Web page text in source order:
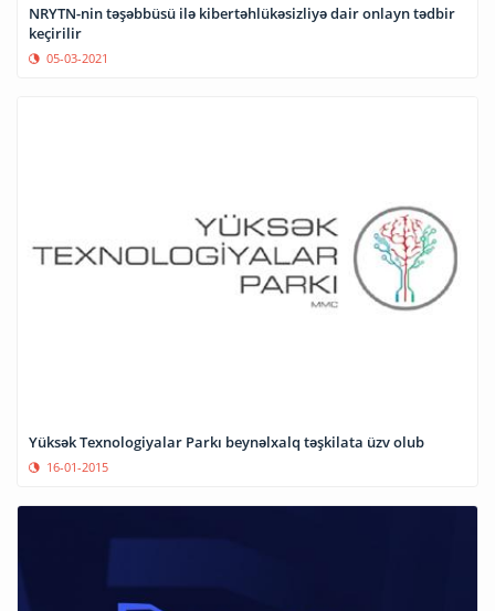
NRYTN-nin təşəbbüsü ilə kibertəhlükəsizliyə dair onlayn tədbir
keçirilir
05-03-2021
Yüksək Texnologiyalar Parkı beynəlxalq təşkilata üzv olub
16-01-2015